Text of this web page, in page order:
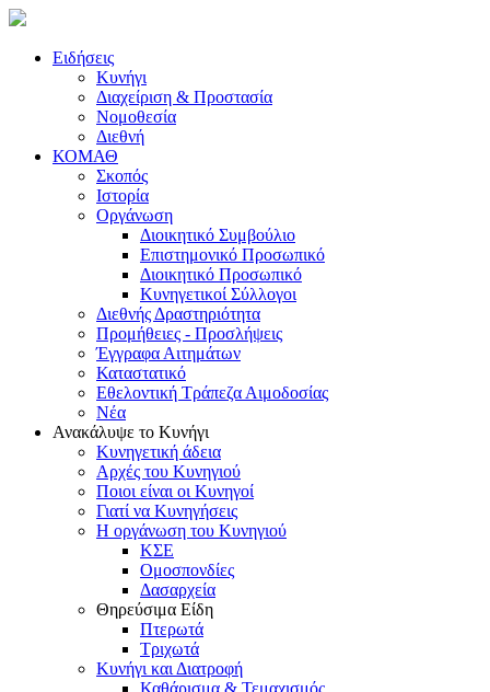
Ειδήσεις
Κυνήγι
Διαχείριση & Προστασία
Νομοθεσία
Διεθνή
ΚΟΜΑΘ
Σκοπός
Ιστορία
Οργάνωση
Διοικητικό Συμβούλιο
Επιστημονικό Προσωπικό
Διοικητικό Προσωπικό
Κυνηγετικοί Σύλλογοι
Διεθνής Δραστηριότητα
Προμήθειες - Προσλήψεις
Έγγραφα Αιτημάτων
Καταστατικό
Εθελοντική Τράπεζα Αιμοδοσίας
Νέα
Ανακάλυψε το Κυνήγι
Κυνηγετική άδεια
Αρχές του Κυνηγιού
Ποιοι είναι οι Κυνηγοί
Γιατί να Κυνηγήσεις
Η οργάνωση του Κυνηγιού
ΚΣΕ
Ομοσπονδίες
Δασαρχεία
Θηρεύσιμα Είδη
Πτερωτά
Τριχωτά
Κυνήγι και Διατροφή
Καθάρισμα & Τεμαχισμός